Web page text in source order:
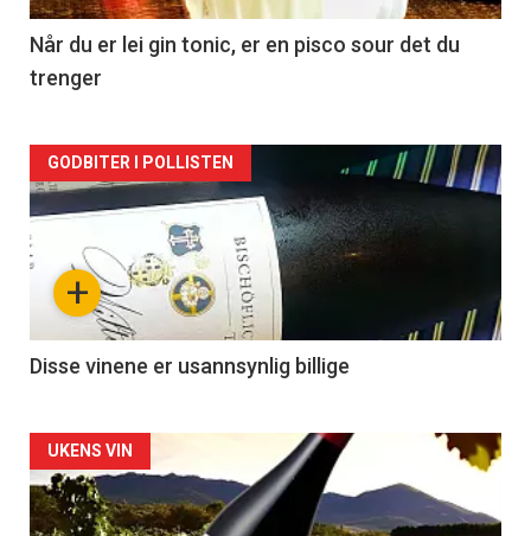
2
Når du er lei gin tonic, er en pisco sour det du
trenger
Forsiden
akkurat
nå
3
+
GODBITER I POLLISTEN
Disse vinene er usannsynlig billige
Forsiden
akkurat
UKENS VIN